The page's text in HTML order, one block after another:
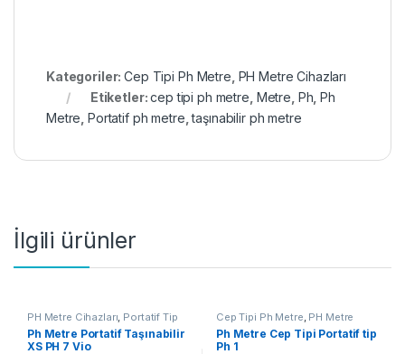
Kategoriler:Cep Tipi Ph Metre PH Metre Cihazları
Etiketler:cep tipi ph metre Metre Ph ,Ph
Metre ,Portatif ph metre ,taşınabilir ph metre
İlgili ürünler
PH Metre Cihazları Portatif Tip
Ph Metre Portatif Taşınabilir
XS PH 7 Vio
Cep Tipi Ph Metre PH Metre
Cihazları
Ph Metre Cep Tipi Portatif tip
Ph 1